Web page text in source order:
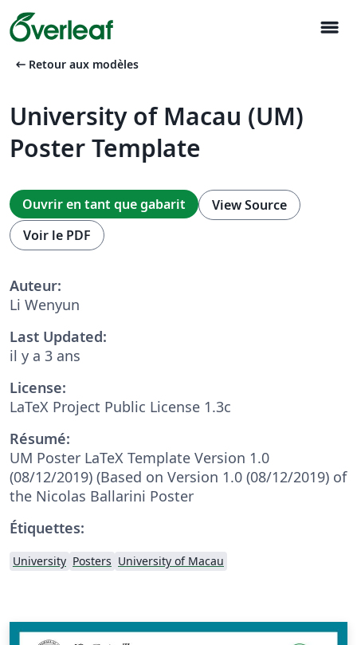
menu
arrow_left_alt Retour aux modèles
University of Macau (UM)
Poster Template
Ouvrir en tant que gabarit
View Source
Voir le PDF
Auteur:
Li Wenyun
Last Updated:
il y a 3 ans
License:
LaTeX Project Public License 1.3c
Résumé:
UM Poster LaTeX Template Version 1.0
(08/12/2019) (Based on Version 1.0 (08/12/2019) of
the Nicolas Ballarini Poster
Étiquettes:
University Posters University of Macau